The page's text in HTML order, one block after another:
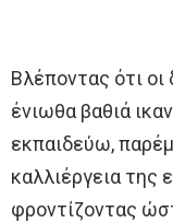
Βλέποντας ότι οι
ένιωθα βαθιά
εκπαιδεύω,
καλλιέργεια της
φροντίζοντας